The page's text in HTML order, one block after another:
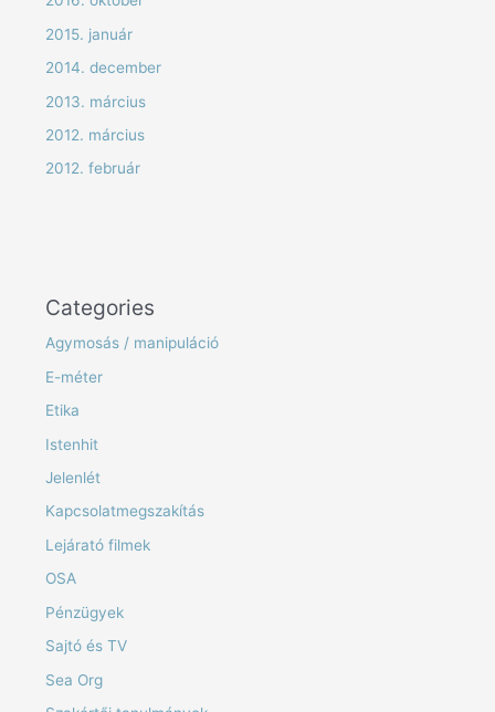
2015. január
2014. december
2013. március
2012. március
2012. február
Categories
Agymosás / manipuláció
E-méter
Etika
Istenhit
Jelenlét
Kapcsolatmegszakítás
Lejárató filmek
OSA
Pénzügyek
Sajtó és TV
Sea Org